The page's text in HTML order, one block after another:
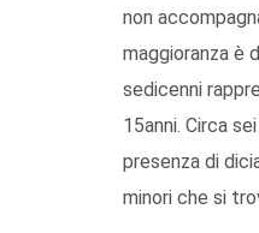
non
maggioranza è
sedicenni
15anni. Circa
presenza di
minori che si